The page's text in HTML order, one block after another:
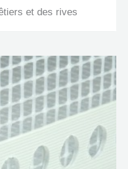
et des rives